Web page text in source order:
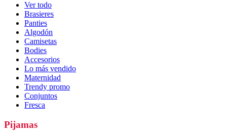
Ver todo
Brasieres
Panties
Algodón
Camisetas
Bodies
Accesorios
Lo más vendido
Maternidad
Trendy promo
Conjuntos
Fresca
Pijamas